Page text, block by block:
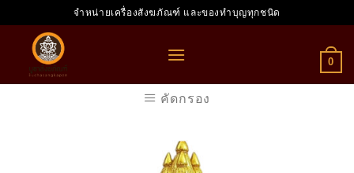
to
content
จำหน่ายเครื่องสังฆภัณฑ์ และของทำบุญทุกชนิด
0
คัดกรอง